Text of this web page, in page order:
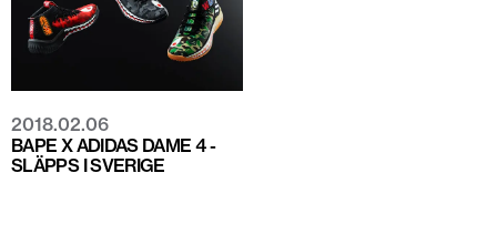
2018.02.06
BAPE X ADIDAS DAME 4 -
SLÄPPS I SVERIGE